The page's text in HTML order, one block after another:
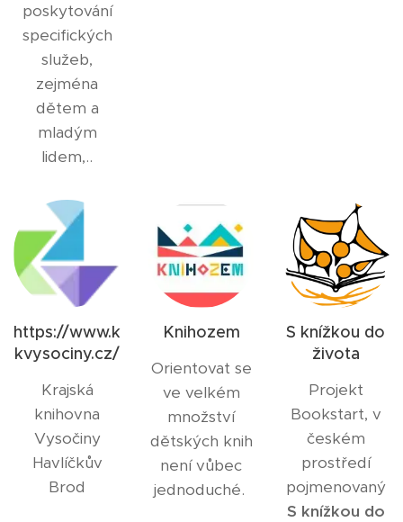
poskytování
specifických
služeb,
zejména
dětem a
mladým
lidem,..
https://www.k
kvysociny.cz/
Krajská
knihovna
Vysočiny
Havlíčkův
Brod
Knihozem
Orientovat se
ve velkém
množství
dětských knih
není vůbec
jednoduché.
S knížkou do
života
Projekt
Bookstart, v
českém
prostředí
pojmenovaný
S knížkou do